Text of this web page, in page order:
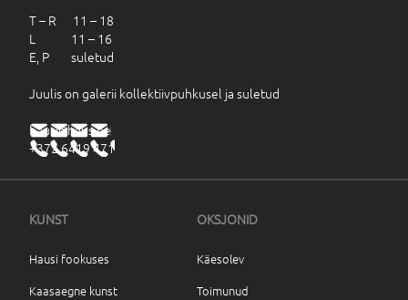
T – R 11 – 18
L 11 – 16
E, P suletud
Juulis on galerii kollektiivpuhkusel ja suletud
haus@haus.ee
+372 6419 471
KUNST
Hausi fookuses
Kaasaegne kunst
OKSJONID
Käesolev
Toimunud